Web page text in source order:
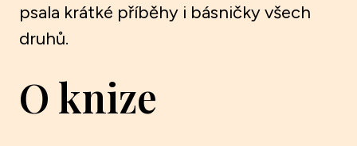
psala krátké příběhy i básničky všech
druhů.
O knize